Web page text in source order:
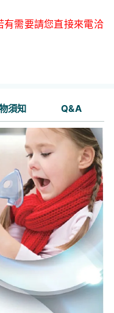
需要請您直接來電洽
須知 Q&A